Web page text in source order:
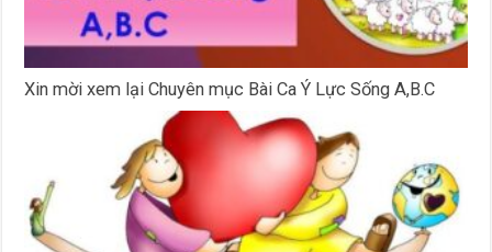
Xin mời xem lại Chuyên mục Bài Ca Ý Lực Sống A,B.C